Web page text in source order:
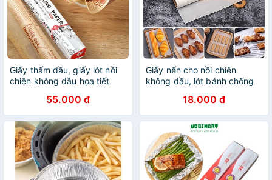
Giấy thấm dầu, giấy lót nồi
chiên không dầu họa tiết
55.000 đ
Giấy nến cho nồi chiên
không dầu, lót bánh chống
18.000 đ